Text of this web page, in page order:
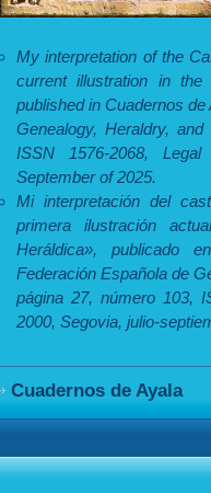
My interpretation of the
current illustration in
published in Cuadernos
Genealogy, Heraldry,
ISSN 1576-2068,
September of 2025.
Mi interpretación del
primera ilustración
Heráldica», publicado
Federación Española de
página 27, número 103,
2000, Segovia, julio-
Cuadernos de Ayala